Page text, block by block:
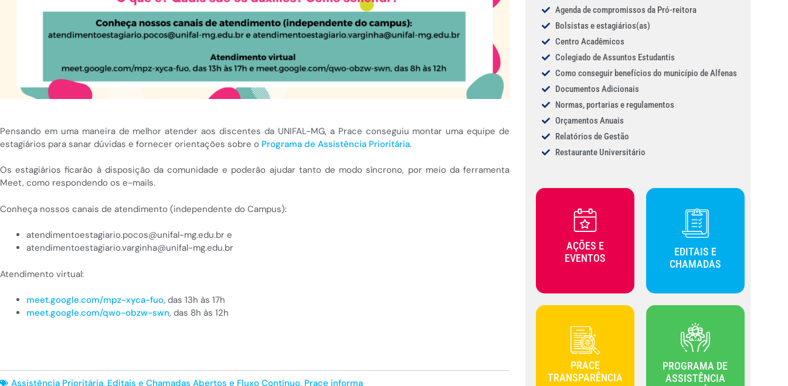
Pensando em uma maneira de melhor atender aos discentes da UNIFAL-MG, a Prace conseguiu montar uma equipe de
estagiários para sanar dúvidas e fornecer orientações sobre o Programa de Assistência Prioritária.
Os estagiários ficarão à disposição da comunidade e poderão ajudar tanto de modo síncrono, por meio da ferramenta
Meet, como respondendo os e-mails.
Conheça nossos canais de atendimento (independente do Campus):
atendimentoestagiario.pocos@unifal-mg.edu.br e
atendimentoestagiario.varginha@unifal-mg.edu.br
Atendimento virtual:
meet.google.com/mpz-xyca-fuo, das 13h às 17h
meet.google.com/qwo-obzw-swn, das 8h às 12h
Assistência Prioritária, Editais e Chamadas Abertos e Fluxo Contínuo, Prace informa
Agenda de compromissos da Pró-reitora
Bolsistas e estagiários(as)
Centro Acadêmicos
Colegiado de Assuntos Estudantis
Como conseguir benefícios do município de Alfenas
Documentos Adicionais
Normas, portarias e regulamentos
Orçamentos Anuais
Relatórios de Gestão
Restaurante Universitário
AÇÕES E
EVENTOS
EDITAIS E
CHAMADAS
PRACE
TRANSPARÊNCIA
PROGRAMA DE
ASSISTÊNCIA